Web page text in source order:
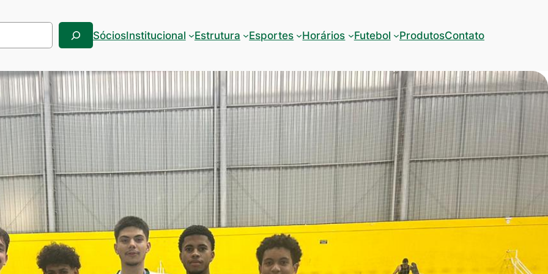
SóciosInstitucional Estrutura Esportes Horários Futebol ProdutosContato